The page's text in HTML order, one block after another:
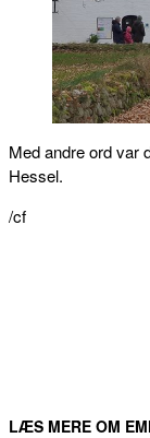
Med andre ord var
Hessel.
/cf
LÆS MERE OM